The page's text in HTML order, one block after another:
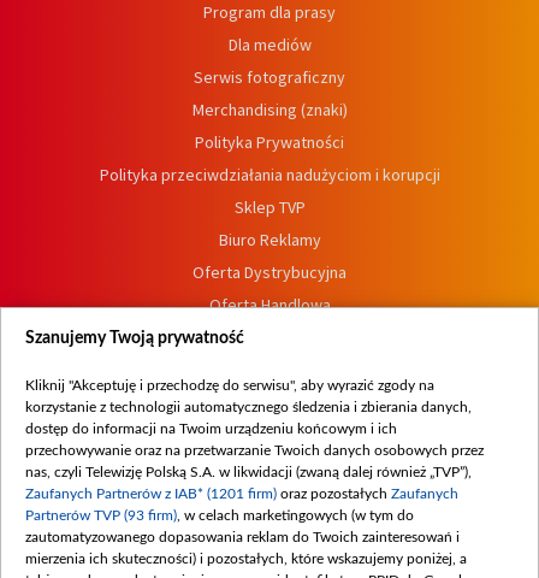
Program dla prasy
Dla mediów
Serwis fotograficzny
Merchandising (znaki)
Polityka Prywatności
Polityka przeciwdziałania nadużyciom i korupcji
Sklep TVP
Biuro Reklamy
Oferta Dystrybucyjna
Oferta Handlowa
Dostępność
Procedura zgłoszeń wewnętrznych
Szanujemy Twoją prywatność
Kliknij "Akceptuję i przechodzę do serwisu", aby wyrazić zgody na
korzystanie z technologii automatycznego śledzenia i zbierania danych,
dostęp do informacji na Twoim urządzeniu końcowym i ich
przechowywanie oraz na przetwarzanie Twoich danych osobowych przez
nas, czyli Telewizję Polską S.A. w likwidacji (zwaną dalej również „TVP”),
Zaufanych Partnerów z IAB* (1201 firm) oraz pozostałych Zaufanych
Partnerów TVP (93 firm) , w celach marketingowych (w tym do
zautomatyzowanego dopasowania reklam do Twoich zainteresowań i
mierzenia ich skuteczności) i pozostałych, które wskazujemy poniżej, a